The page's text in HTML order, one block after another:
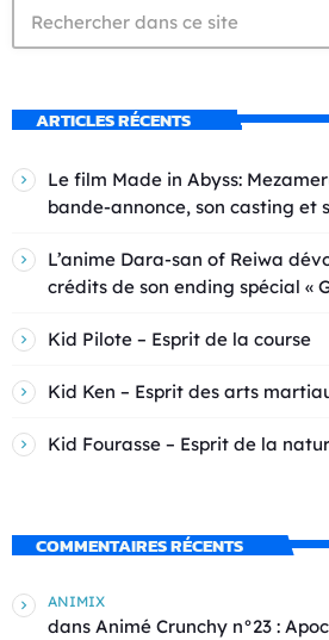
ARTICLES RÉCENTS
Le film Made in Abyss:
bande-annonce, son casting et
L’anime Dara-san of Reiwa
crédits de son ending spécial «
Kid Pilote – Esprit de la course
Kid Ken – Esprit des arts
Kid Fourasse – Esprit de la
COMMENTAIRES RÉCENTS
ANIMIX
dans Animé Crunchy n°23 :